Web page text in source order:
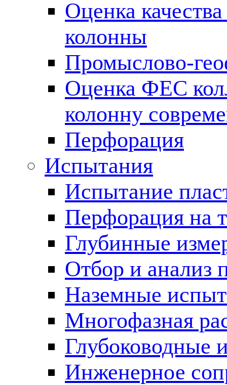
Оценка
колонны
Промыслово-
Оценка ФЕС
колонну
Перфорация
Испытания
Испытание
Перфорация на
Глубинные
Отбор и анализ
Наземные
Многофазная
Глубоководные
Инженерное